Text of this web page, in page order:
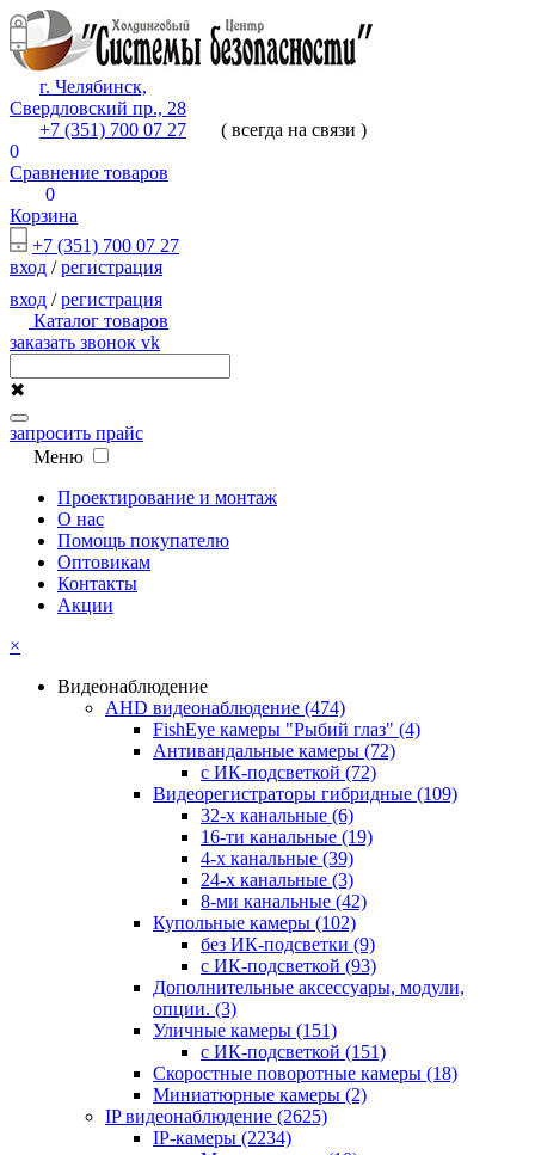
г. Челябинск,
Свердловский пр., 28
+7 (351) 700 07 27
( всегда на связи )
0
Сравнение товаров
0
Корзина
+7 (351) 700 07 27
вход /регистрация
вход /регистрация
Каталог товаров
заказать звонок vk
✖
запросить прайс
Меню
Проектирование и монтаж
О нас
Помощь покупателю
Оптовикам
Контакты
Акции
×
Видеонаблюдение
AHD видеонаблюдение (474)
FishEye камеры "Рыбий глаз" (4)
Антивандальные камеры (72)
с ИК-подсветкой (72)
Видеорегистраторы гибридные (109)
32-х канальные (6)
16-ти канальные (19)
4-х канальные (39)
24-х канальные (3)
8-ми канальные (42)
Купольные камеры (102)
без ИК-подсветки (9)
с ИК-подсветкой (93)
Дополнительные аксессуары, модули,
опции. (3)
Уличные камеры (151)
с ИК-подсветкой (151)
Скоростные поворотные камеры (18)
Миниатюрные камеры (2)
IP видеонаблюдение (2625)
IP-камеры (2234)